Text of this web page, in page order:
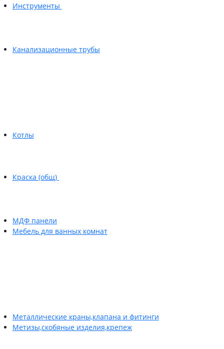
Инструменты
Канализационные трубы
Котлы
Краска (общ)
МДФ панели
Мебель для ванных комнат
Металлические краны,клапана и фитинги
Метизы,скобяные изделия,крепеж